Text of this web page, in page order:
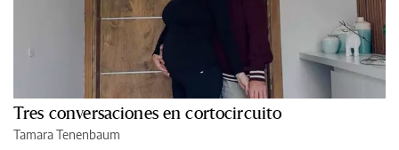
Tres conversaciones en cortocircuito
Tamara Tenenbaum